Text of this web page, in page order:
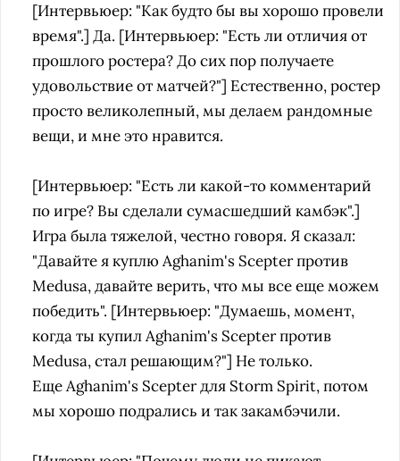
[Интервьюер: "Как будто бы вы хорошо провели
время".] Да. [Интервьюер: "Есть ли отличия от
прошлого ростера? До сих пор получаете
удовольствие от матчей?"] Естественно, ростер
просто великолепный, мы делаем рандомные
вещи, и мне это нравится.
[Интервьюер: "Есть ли какой-то комментарий
по игре? Вы сделали сумасшедший камбэк".]
Игра была тяжелой, честно говоря. Я сказал:
"Давайте я куплю Aghanim's Scepter против
Medusa, давайте верить, что мы все еще можем
победить". [Интервьюер: "Думаешь, момент,
когда ты купилAghanim's Scepter против
Medusa, стал решающим?"] Не только.
ЕщеAghanim's Scepter для Storm Spirit, потом
мы хорошо подрались и так закамбэчили.